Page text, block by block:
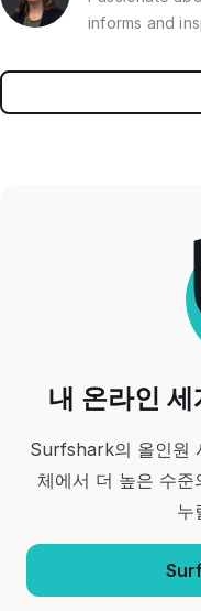
informs and
내 온라인 세
Surfshark의 올인원
체에서 더 높은 수
누